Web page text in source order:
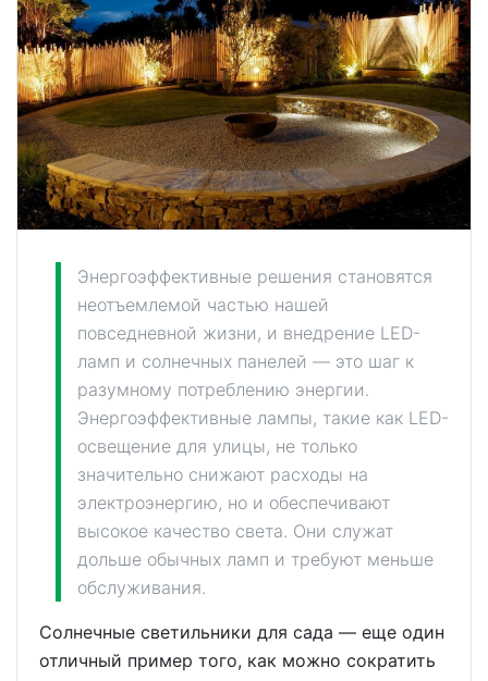
Энергоэффективные решения становятся
неотъемлемой частью нашей
повседневной жизни, и внедрение LED-
ламп и солнечных панелей — это шаг к
разумному потреблению энергии.
Энергоэффективные лампы, такие как LED-
освещение для улицы, не только
значительно снижают расходы на
электроэнергию, но и обеспечивают
высокое качество света. Они служат
дольше обычных ламп и требуют меньше
обслуживания.
Солнечные светильники для сада — еще один
отличный пример того, как можно сократить